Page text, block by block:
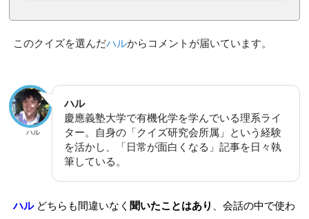
このクイズを選んだハルからコメントが届いています。
ハル
ハル
慶應義塾大学で有機化学を学んでいる理系ライ
ター。自身の「クイズ研究会所属」という経験
を活かし、「日常が面白くなる」記事を日々執
筆している。
ハル どちらも間違いなく 聞いたことはあり
、会話の中で使わ